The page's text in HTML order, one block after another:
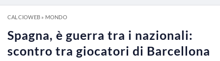
CALCIOWEB» MONDO
Spagna, è guerra tra i nazionali:
scontro tra giocatori di Barcellona